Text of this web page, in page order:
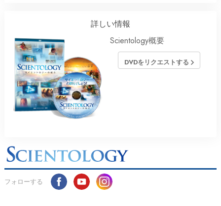
詳しい情報
Scientology概要
DVDをリクエストする
フォローする